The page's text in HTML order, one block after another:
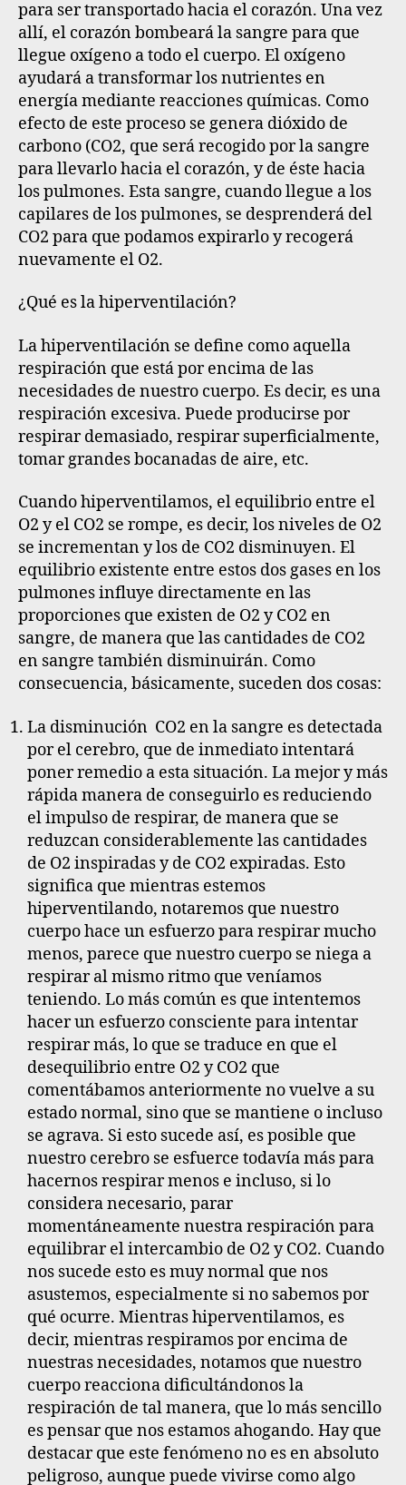
para ser transportado hacia el corazón. Una vez
allí, el corazón bombeará la sangre para que
llegue oxígeno a todo el cuerpo. El oxígeno
ayudará a transformar los nutrientes en
energía mediante reacciones químicas. Como
efecto de este proceso se genera dióxido de
carbono (CO2, que será recogido por la sangre
para llevarlo hacia el corazón, y de éste hacia
los pulmones. Esta sangre, cuando llegue a los
capilares de los pulmones, se desprenderá del
CO2 para que podamos expirarlo y recogerá
nuevamente el O2.
¿Qué es la hiperventilación?
La hiperventilación se define como aquella
respiración que está por encima de las
necesidades de nuestro cuerpo. Es decir, es una
respiración excesiva. Puede producirse por
respirar demasiado, respirar superficialmente,
tomar grandes bocanadas de aire, etc.
Cuando hiperventilamos, el equilibrio entre el
O2 y el CO2 se rompe, es decir, los niveles de O2
se incrementan y los de CO2 disminuyen. El
equilibrio existente entre estos dos gases en los
pulmones influye directamente en las
proporciones que existen de O2 y CO2 en
sangre, de manera que las cantidades de CO2
en sangre también disminuirán. Como
consecuencia, básicamente, suceden dos cosas:
La disminución CO2 en la sangre es detectada
por el cerebro, que de inmediato intentará
poner remedio a esta situación. La mejor y más
rápida manera de conseguirlo es reduciendo
el impulso de respirar, de manera que se
reduzcan considerablemente las cantidades
de O2 inspiradas y de CO2 expiradas. Esto
significa que mientras estemos
hiperventilando, notaremos que nuestro
cuerpo hace un esfuerzo para respirar mucho
menos, parece que nuestro cuerpo se niega a
respirar al mismo ritmo que veníamos
teniendo. Lo más común es que intentemos
hacer un esfuerzo consciente para intentar
respirar más, lo que se traduce en que el
desequilibrio entre O2 y CO2 que
comentábamos anteriormente no vuelve a su
estado normal, sino que se mantiene o incluso
se agrava. Si esto sucede así, es posible que
nuestro cerebro se esfuerce todavía más para
hacernos respirar menos e incluso, si lo
considera necesario, parar
momentáneamente nuestra respiración para
equilibrar el intercambio de O2 y CO2. Cuando
nos sucede esto es muy normal que nos
asustemos, especialmente si no sabemos por
qué ocurre. Mientras hiperventilamos, es
decir, mientras respiramos por encima de
nuestras necesidades, notamos que nuestro
cuerpo reacciona dificultándonos la
respiración de tal manera, que lo más sencillo
es pensar que nos estamos ahogando. Hay que
destacar que este fenómeno no es en absoluto
peligroso, aunque puede vivirse como algo